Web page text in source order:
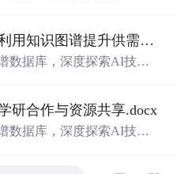
通过在被测通道应用基于
导致的信号退化，从而更准
大带来的测量不准确性。
量方法保持不变。; 适合
或测试的工程师，尤其是
科技中介服务机构如何利用知识图谱提升供需匹配精准度？.docx
数据库，深度探索AI技术
推动科技创新与产业创新
研合作与资源共享.docx
数据库，深度探索AI技术